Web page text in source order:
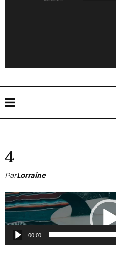
4
ParLorraine
Lecteur
vidéo
00:00